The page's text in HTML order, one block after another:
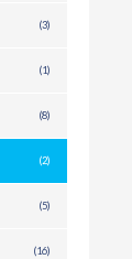
(3)
(1)
(8)
(2)
(5)
(16)